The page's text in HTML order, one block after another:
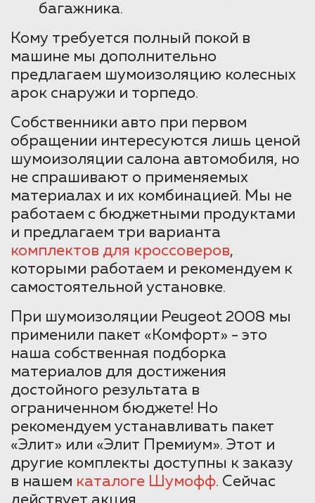
багажника.
Кому требуется полный покой в
машине мы дополнительно
предлагаем шумоизоляцию колесных
арок снаружи и торпедо.
Собственники авто при первом
обращении интересуются лишь ценой
шумоизоляции салона автомобиля, но
не спрашивают о применяемых
материалах и их комбинацией. Мы не
работаем с бюджетными продуктами
и предлагаем три варианта
комплектов для кроссоверов,
которыми работаем и рекомендуем к
самостоятельной установке.
При шумоизоляции Peugeot 2008 мы
применили пакет «Комфорт» - это
наша собственная подборка
материалов для достижения
достойного результата в
ограниченном бюджете! Но
рекомендуем устанавливать пакет
«Элит» или «Элит Премиум». Этот и
другие комплекты доступны к заказу
в нашем каталоге Шумофф. Сейчас
действует акция.